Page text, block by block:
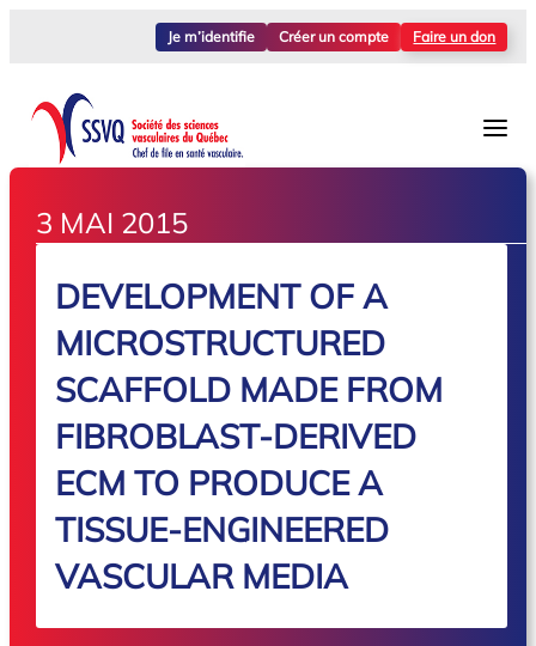
Je m’identifie Créer un compte Faire un don
3 MAI 2015
DEVELOPMENT OF A
MICROSTRUCTURED
SCAFFOLD MADE FROM
FIBROBLAST-DERIVED
ECM TO PRODUCE A
TISSUE-ENGINEERED
VASCULAR MEDIA